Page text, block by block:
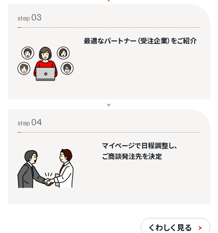
step 03
最適なパートナー（受注企業）をご紹介
step 04
マイページで日程調整し、
ご商談発注先を決定
くわしく見る